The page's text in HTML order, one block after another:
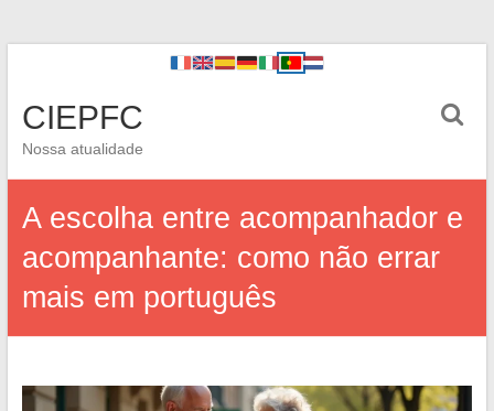
CIEPFC
Nossa atualidade
A escolha entre acompanhador e
acompanhante: como não errar
mais em português